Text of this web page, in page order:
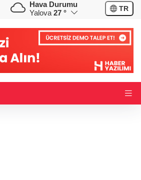
%0,41
CHF
59,0596
Hava Durumu
Yalova 27 ° TR